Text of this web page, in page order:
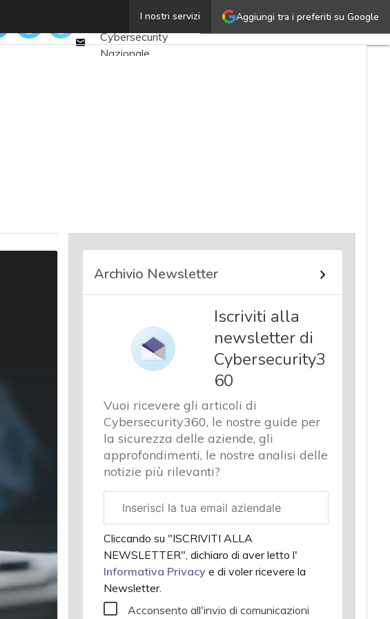
Aggiungi tra i preferiti su Google
I nostri servizi
Email
Ultimi articoli
Cybersecurity
Nazionale
Corsi cybersecurity
Chi siamo
Archivio Newsletter
Iscriviti alla
newsletter di
Cybersecurity3
60
Vuoi ricevere gli articoli di
Cybersecurity360, le nostre guide per
la sicurezza delle aziende, gli
approfondimenti, le nostre analisi delle
notizie più rilevanti?
aziendale
Cliccando su "ISCRIVITI ALLA
NEWSLETTER", dichiaro di aver letto l'
Informativa Privacy e di voler ricevere la
Newsletter.
Acconsento all'invio di comunicazioni